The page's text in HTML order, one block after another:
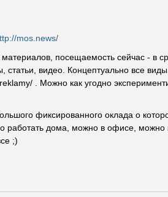
mos.news/
посещаемость сейчас - в
видео. Концептуально все
. Можно как угодно
фиксированного оклада о
работать дома, можно в офисе,
;)